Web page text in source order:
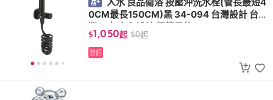
0CM最長150CM)黑 34-094 台灣設計 台
灣工廠 室內設計 極簡風格
$1,050起 $0起
登記